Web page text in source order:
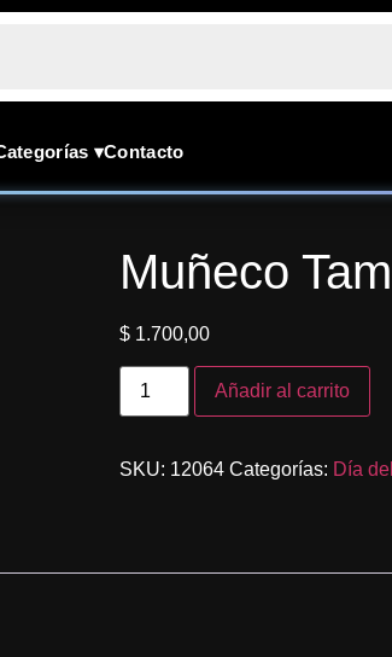
▾Contacto
Muñeco
$1.700,00
Añadir al carrito
SKU: 12064 Categorías: Día